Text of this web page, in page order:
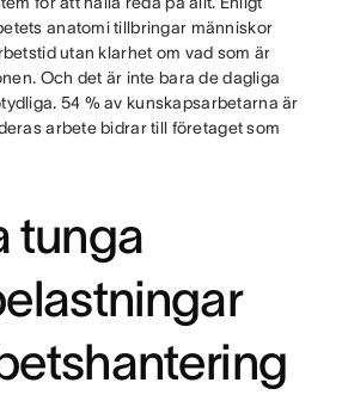
anatomi tillbringar människor
utan klarhet om vad som är
Och det är inte bara de dagliga
54 % av kunskapsarbetarna är
arbete bidrar till företaget som
tunga